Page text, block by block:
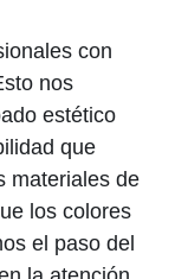
con
nos
estético
que
materiales de
los colores
el paso del